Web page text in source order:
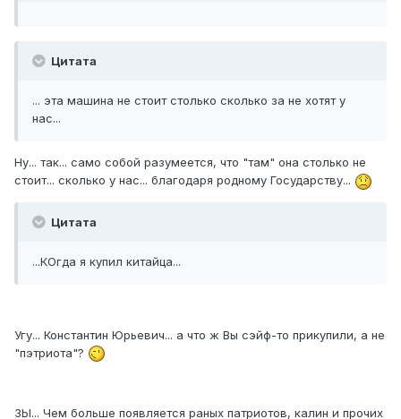
Цитата
... эта машина не стоит столько сколько за не хотят у
нас...
Ну... так... само собой разумеется, что "там" она столько не
стоит... сколько у нас... благодаря родному Государству...
Цитата
...КОгда я купил китайца...
Угу... Константин Юрьевич... а что ж Вы сэйф-то прикупили, а не
"пэтриота"?
ЗЫ... Чем больше появляется раных патриотов, калин и прочих